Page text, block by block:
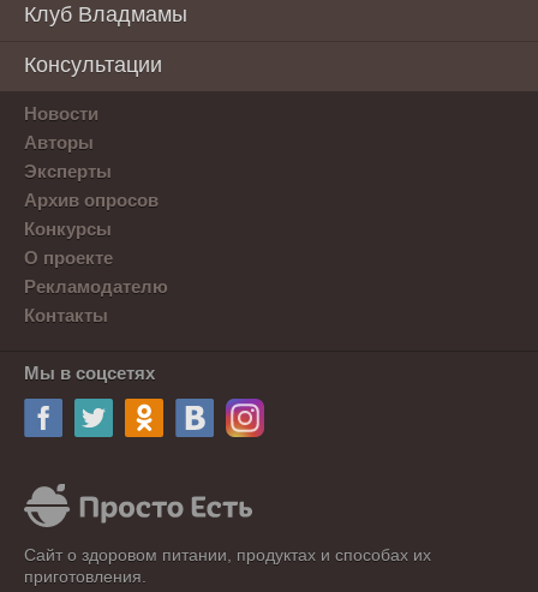
Клуб Владмамы
Консультации
Новости
Авторы
Эксперты
Архив опросов
Конкурсы
О проекте
Рекламодателю
Контакты
Мы в соцсетях
Сайт о здоровом питании, продуктах и способах их
приготовления.